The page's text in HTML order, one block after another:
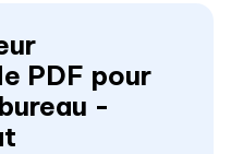
PDF pour
-